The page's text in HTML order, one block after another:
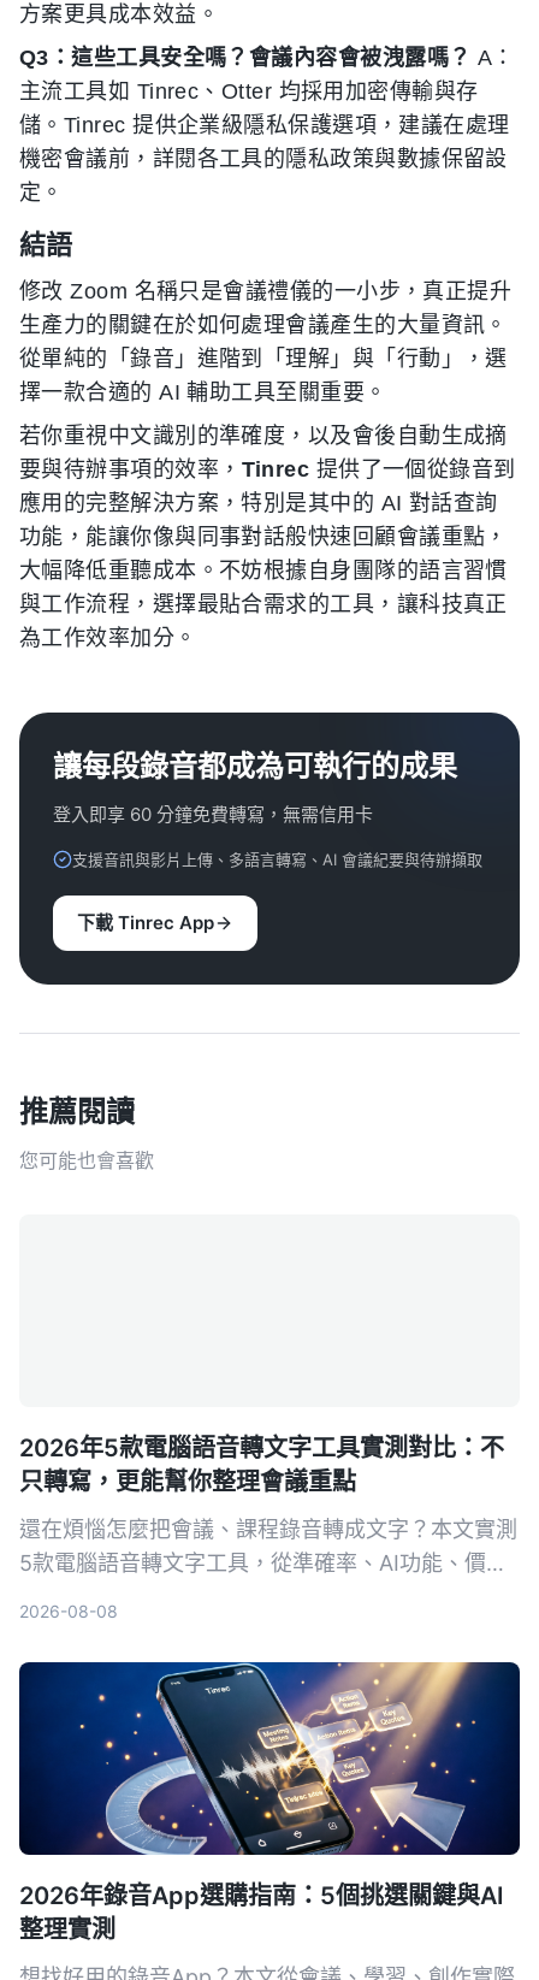
方案更具成本效益。
Q3：這些工具安全嗎？會議內容會被洩露嗎？ A：
主流工具如 Tinrec、Otter 均採用加密傳輸與存
儲。Tinrec 提供企業級隱私保護選項，建議在處理
機密會議前，詳閱各工具的隱私政策與數據保留設
定。
結語
修改 Zoom 名稱只是會議禮儀的一小步，真正提升
生產力的關鍵在於如何處理會議產生的大量資訊。
從單純的「錄音」進階到「理解」與「行動」，選
擇一款合適的 AI 輔助工具至關重要。
若你重視中文識別的準確度，以及會後自動生成摘
要與待辦事項的效率， Tinrec 提供了一個從錄音到
應用的完整解決方案，特別是其中的 AI 對話查詢
功能，能讓你像與同事對話般快速回顧會議重點，
大幅降低重聽成本。不妨根據自身團隊的語言習慣
與工作流程，選擇最貼合需求的工具，讓科技真正
為工作效率加分。
讓每段錄音都成為可執行的成果
登入即享 60 分鐘免費轉寫，無需信用卡
支援音訊與影片上傳、多語言轉寫、AI 會議紀要與待辦擷取
下載 Tinrec App
推薦閱讀
您可能也會喜歡
2026年5款電腦語音轉文字工具實測對比：不
只轉寫，更能幫你整理會議重點
還在煩惱怎麼把會議、課程錄音轉成文字？本文實測
5款電腦語音轉文字工具，從準確率、AI功能、價格
2026-08-08
2026年錄音App選購指南：5個挑選關鍵與AI
整理實測